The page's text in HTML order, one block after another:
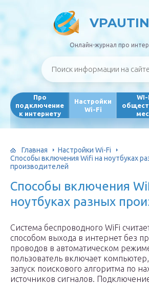
Онлайн-журнал про
Про
подключение
к интернету
Настройки
Wi-Fi
WI-
Главная
Настройки Wi-Fi
Способы включения Wifi на ноутбуках
производителей
Способы включения
ноутбуках разных
Система беспроводного WiFi
способом выхода в интернет без
проводов в автоматическом
пользователь включает
запуск поискового алгоритма по
источников сигналов.